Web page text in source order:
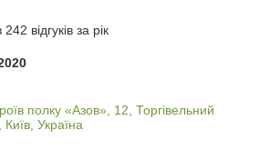
відгуків за рік
полку «Азов», 12, Торгівельний
Україна